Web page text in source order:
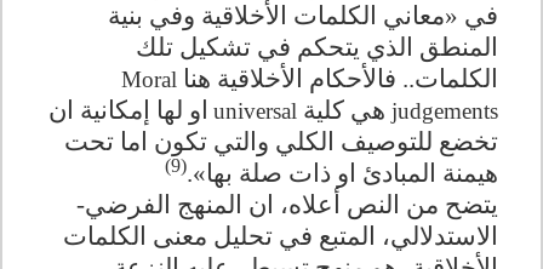
في «معاني الكلمات الأخلاقية وفي بنية
المنطق الذي يتحكم في تشكيل تلك
الكلمات.. فالأحكام الأخلاقية هنا Moral
judgements هي كلية universal او لها إمكانية ان
تخضع للتوصيف الكلي والتي تكون اما تحت
هيمنة المبادئ او ذات صلة بها».(9)
يتضح من النص أعلاه، ان المنهج الفرضي-
الاستدلالي، المتبع في تحليل معنى الكلمات